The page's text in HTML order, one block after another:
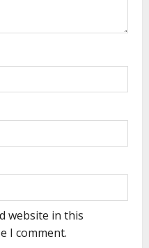
website in this
I comment.